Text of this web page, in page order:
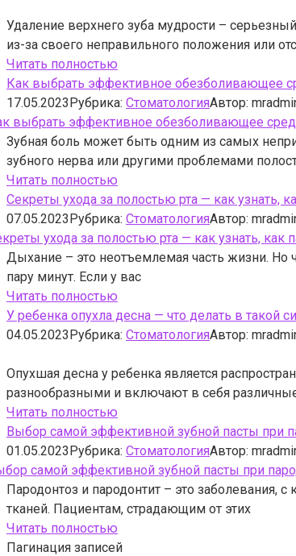
Удаление верхнего зуба мудрости –
из-за своего неправильного положения или
Читать полностью
Как выбрать эффективное обезболивающее
17.05.2023Рубрика: СтоматологияАвтор:
Зубная боль может быть одним из самых
зубного нерва или другими проблемами
Читать полностью
Секреты ухода за полостью рта — как узнать,
07.05.2023Рубрика: СтоматологияАвтор:
Дыхание – это неотъемлемая часть жизни. Но
пару минут. Если у вас
Читать полностью
У ребенка опухла десна — что делать в такой
04.05.2023Рубрика: СтоматологияАвтор:
Опухшая десна у ребенка является
разнообразными и включают в себя
Читать полностью
Выбор самой эффективной зубной пасты при
01.05.2023Рубрика: СтоматологияАвтор:
Пародонтоз и пародонтит – это заболевания,
тканей. Пациентам, страдающим от этих
Читать полностью
Пагинация записей